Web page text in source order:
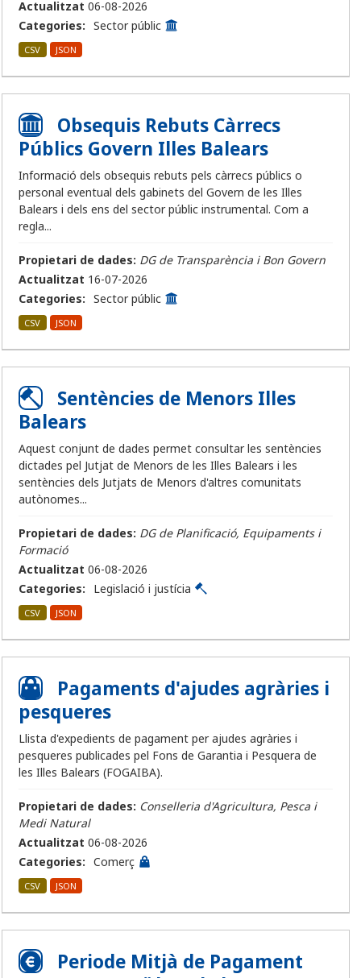
Actualitzat 06-08-2026
Categories: Sector públic
CSV JSON
Obsequis Rebuts Càrrecs
Públics Govern Illes Balears
Informació dels obsequis rebuts pels càrrecs públics o
personal eventual dels gabinets del Govern de les Illes
Balears i dels ens del sector públic instrumental. Com a
regla...
Propietari de dades: DG de Transparència i Bon Govern
Actualitzat 16-07-2026
Categories: Sector públic
CSV JSON
Sentències de Menors Illes
Balears
Aquest conjunt de dades permet consultar les sentències
dictades pel Jutjat de Menors de les Illes Balears i les
sentències dels Jutjats de Menors d'altres comunitats
autònomes...
Propietari de dades: DG de Planificació, Equipaments i
Formació
Actualitzat 06-08-2026
Categories:
Legislació i justícia
CSV JSON
Pagaments d'ajudes agràries i
pesqueres
Llista d'expedients de pagament per ajudes agràries i
pesqueres publicades pel Fons de Garantia i Pesquera de
les Illes Balears (FOGAIBA).
Propietari de dades: Conselleria d'Agricultura, Pesca i
Medi Natural
Actualitzat 06-08-2026
Categories: Comerç
CSV JSON
Periode Mitjà de Pagament